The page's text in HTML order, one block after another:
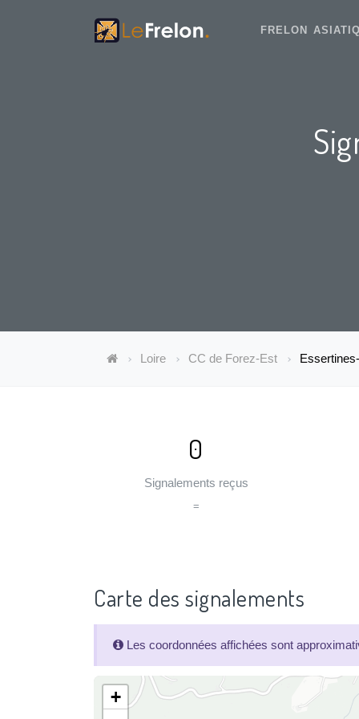
FRELON
Loire CC de Forez-Est
0
Signalements reçus
=
Carte des signalements
Les coordonnées affichées sont
+